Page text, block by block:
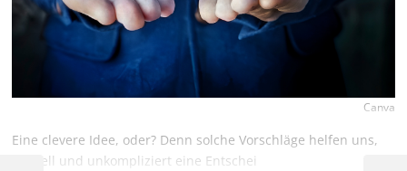
Canva
Eine clevere Idee, oder? Denn solche Vorschläge helfen uns,
schnell und unkompliziert eine Entschei